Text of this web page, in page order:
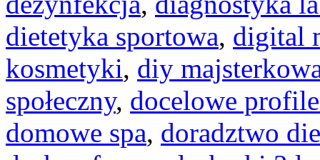
dietetyka sportowa, digital
kosmetyki, diy
społeczny, docelowe
domowe spa, doradztwo